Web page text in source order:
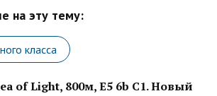
на эту тему:
класса
of Light, 800м, E5 6b C1. Новый